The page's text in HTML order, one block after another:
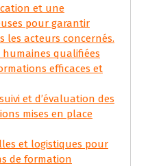
et une
pour garantir
les acteurs concernés.
humaines qualifiées
efficaces et
et d’évaluation des
mises en place
et logistiques pour
de formation